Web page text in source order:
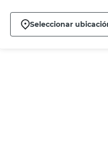
Seleccionar